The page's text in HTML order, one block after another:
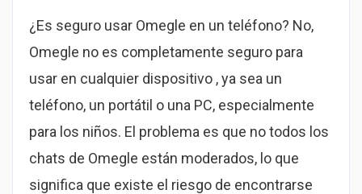
¿Es seguro usar Omegle en un teléfono? No,
Omegle no es completamente seguro para
usar en cualquier dispositivo , ya sea un
teléfono, un portátil o una PC, especialmente
para los niños. El problema es que no todos los
chats de Omegle están moderados, lo que
significa que existe el riesgo de encontrarse